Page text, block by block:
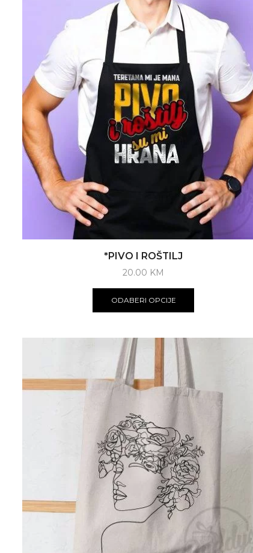
*PIVO I ROŠTILJ
20.00 KM
ODABERI OPCIJE